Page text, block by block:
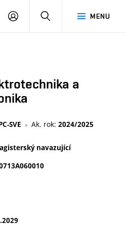
MENU
PŘIHLÁSIT
a
SVE Ak. rok: 2024/2025
navazující